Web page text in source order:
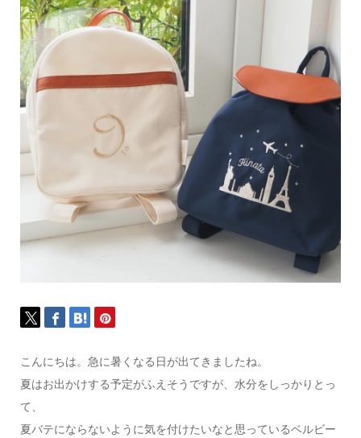
こんにちは。急に暑くなる日が出てきましたね。
夏はお出かけする予定がふえそうですが、水分をしっかりとっ
て、
夏バテにならないように気を付けたいなと思っているベルビー